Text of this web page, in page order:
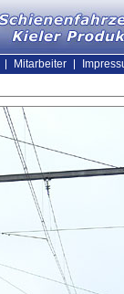
Mitarbeiter